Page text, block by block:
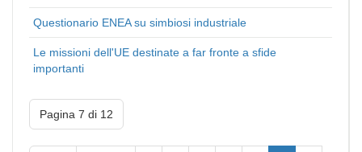
Questionario ENEA su simbiosi industriale
Le missioni dell'UE destinate a far fronte a sfide
importanti
Pagina 7 di 12